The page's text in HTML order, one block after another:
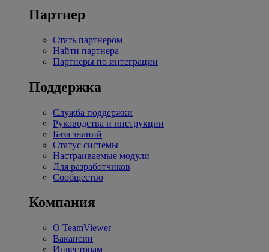
Партнер
Стать партнером
Найти партнера
Партнеры по интеграции
Поддержка
Служба поддержки
Руководства и инструкции
База знаний
Статус системы
Настраиваемые модули
Для разработчиков
Сообщество
Компания
О TeamViewer
Вакансии
Инвесторам